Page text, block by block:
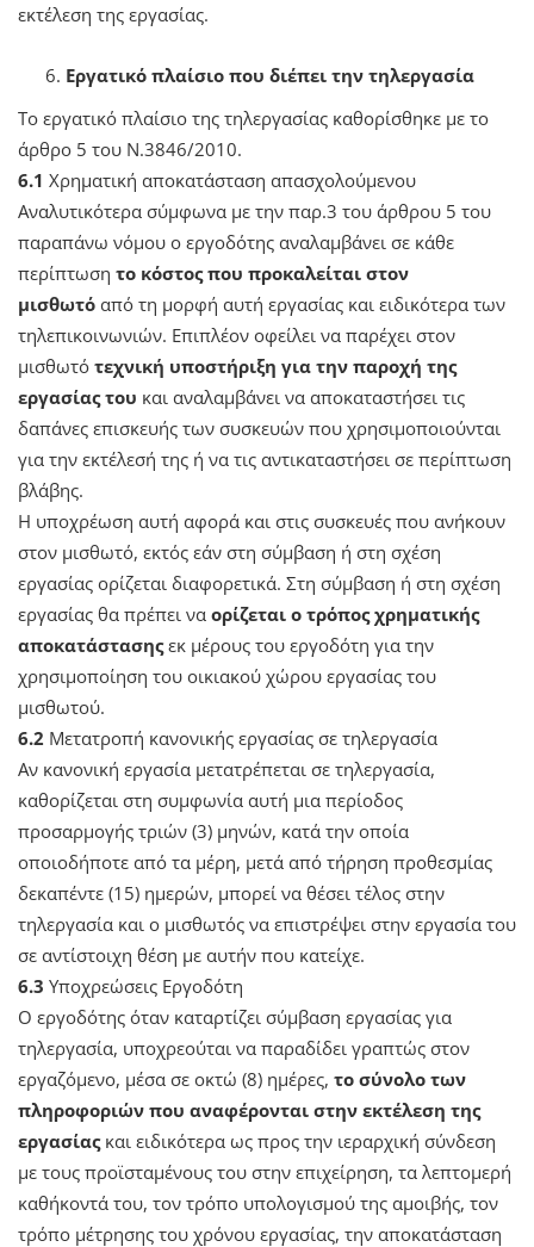
εκτέλεση της εργασίας.
Εργατικό πλαίσιο που διέπει την τηλεργασία
Το εργατικό πλαίσιο της τηλεργασίας καθορίσθηκε με το
άρθρο 5 του Ν.3846/2010.
6.1 Χρηματική αποκατάσταση απασχολούμενου
Αναλυτικότερα σύμφωνα με την παρ.3 του άρθρου 5 του
παραπάνω νόμου ο εργοδότης αναλαμβάνει σε κάθε
περίπτωση το κόστος που προκαλείται στον
μισθωτό από τη μορφή αυτή εργασίας και ειδικότερα των
τηλεπικοινωνιών. Επιπλέον οφείλει να παρέχει στον
μισθωτό τεχνική υποστήριξη για την παροχή της
εργασίας του και αναλαμβάνει να αποκαταστήσει τις
δαπάνες επισκευής των συσκευών που χρησιμοποιούνται
για την εκτέλεσή της ή να τις αντικαταστήσει σε περίπτωση
βλάβης.
Η υποχρέωση αυτή αφορά και στις συσκευές που ανήκουν
στον μισθωτό, εκτός εάν στη σύμβαση ή στη σχέση
εργασίας ορίζεται διαφορετικά. Στη σύμβαση ή στη σχέση
εργασίας θα πρέπει να ορίζεται ο τρόπος χρηματικής
αποκατάστασηςεκ μέρους του εργοδότη για την
χρησιμοποίηση του οικιακού χώρου εργασίας του
μισθωτού.
6.2 Μετατροπή κανονικής εργασίας σε τηλεργασία
Αν κανονική εργασία μετατρέπεται σε τηλεργασία,
καθορίζεται στη συμφωνία αυτή μια περίοδος
προσαρμογής τριών (3) μηνών, κατά την οποία
οποιοδήποτε από τα μέρη, μετά από τήρηση προθεσμίας
δεκαπέντε (15) ημερών, μπορεί να θέσει τέλος στην
τηλεργασία και ο μισθωτός να επιστρέψει στην εργασία του
σε αντίστοιχη θέση με αυτήν που κατείχε.
6.3 Υποχρεώσεις Εργοδότη
Ο εργοδότης όταν καταρτίζει σύμβαση εργασίας για
τηλεργασία, υποχρεούται να παραδίδει γραπτώς στον
εργαζόμενο, μέσα σε οκτώ (8) ημέρες, το σύνολο των
πληροφοριών που αναφέρονται στην εκτέλεση της
εργασίαςκαι ειδικότερα ως προς την ιεραρχική σύνδεση
με τους προϊσταμένους του στην επιχείρηση, τα λεπτομερή
καθήκοντά του, τον τρόπο υπολογισμού της αμοιβής, τον
τρόπο μέτρησης του χρόνου εργασίας, την αποκατάσταση